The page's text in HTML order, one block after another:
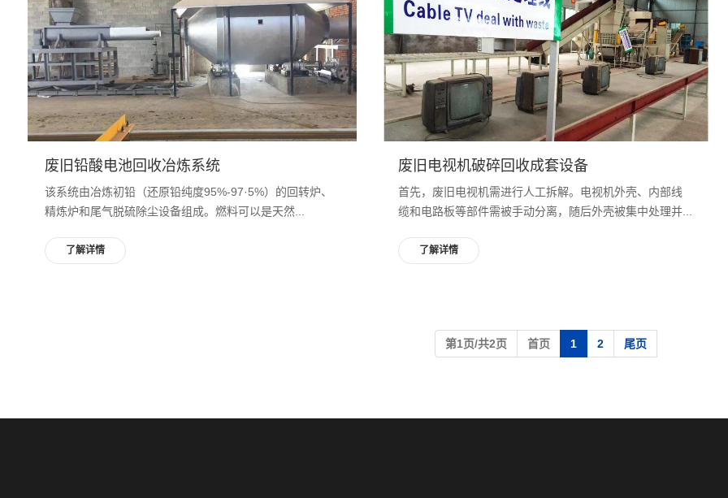
废旧铅酸电池回收冶炼系统
该系统由冶炼初铅（还原铅纯度95%-97·5%）的回转炉、
精炼炉和尾气脱硫除尘设备组成。燃料可以是天然...
了解详情
废旧电视机破碎回收成套设备
首先，废旧电视机需进行人工拆解。电视机外壳、内部线
缆和电路板等部件需被手动分离，随后外壳被集中处理并...
了解详情
第1页/共2页 首页 1 2 尾页